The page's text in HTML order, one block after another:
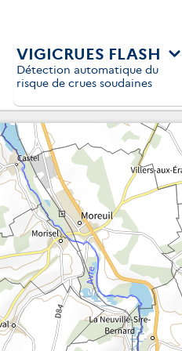
VIGICRUES FLASH
Détection automatique du
risque de crues soudaines